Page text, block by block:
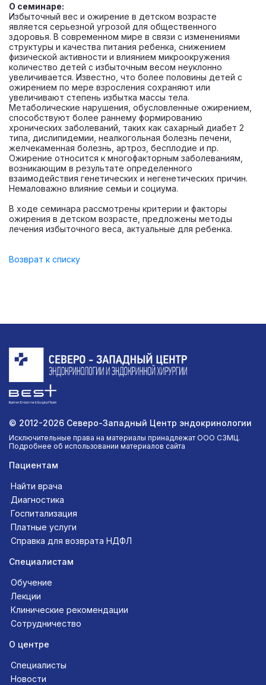
О семинаре:
Избыточный вес и ожирение в детском возрасте
является серьезной угрозой для общественного
здоровья. В современном мире в связи с изменениями
структуры и качества питания ребенка, снижением
физической активности и влиянием микроокружения
количество детей с избыточным весом неуклонно
увеличивается. Известно, что более половины детей с
ожирением по мере взросления сохраняют или
увеличивают степень избытка массы тела.
Метаболические нарушения, обусловленные ожирением,
способствуют более раннему формированию
хронических заболеваний, таких как сахарный диабет 2
типа, дислипидемии, неалкогольная болезнь печени,
желчекаменная болезнь, артроз, бесплодие и пр.
Ожирение относится к многофакторным заболеваниям,
возникающим в результате определенного
взаимодействия генетических и негенетических причин.
Немаловажно влияние семьи и социума.
В ходе семинара рассмотрены критерии и факторы
ожирения в детском возрасте, предложены методы
лечения избыточного веса, актуальные для ребенка.
Возврат к списку
© 2012-2026 Северо-Западный Центр эндокринологии
Исключительные права на материалы принадлежат ООО СЗМЦ.
Подробнее об использовании материалов сайта
Пациентам
Найти врача
Диагностика
Госпитализация
Платные услуги
Справка для возврата НДФЛ
Специалистам
Обучение
Лекции
Клинические рекомендации
Сотрудничество
О центре
Специалисты
Новости